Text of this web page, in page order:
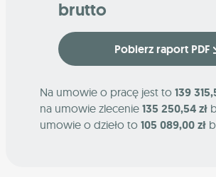
brutto
Pobierz raport PDF
Na umowie o pracę jest to 139
na umowie zlecenie 135 250,54 zł
umowie o dzieło to 105 089,00 zł